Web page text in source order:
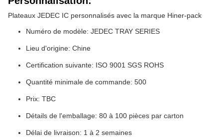
Plateaux JEDEC IC personnalisés avec la marque Hiner-pack
Numéro de modèle: JEDEC TRAY SERIES
Lieu d'origine: Chine
Certification suivante: ISO 9001 SGS ROHS
Quantité minimale de commande: 500
Prix: TBC
Détails de l'emballage: 80 à 100 pièces par carton
Délai de livraison: 1 à 2 semaines